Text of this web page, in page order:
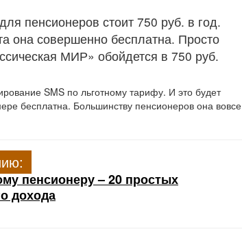
пенсионеров стоит 750 руб. в год.
она совершенно бесплатна. Просто
МИР» обойдется в 750 руб.
SMS по льготному тарифу. И это будет
бесплатна. Большинству пенсионеров она вовсе
пенсионеру – 20 простых
дохода